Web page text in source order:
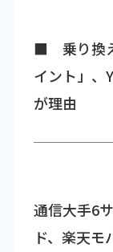
■ 乗り換
イント」、
が理由
通信大手6
ド、楽天